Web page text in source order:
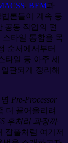
, BEM과
론들이 계속 등
공동 작업의 편
스타일 통합을 목
순서에서부터
타일 등 아주 세
관되게 정리해
Pre-Processor
더 끌어올리려
후처리 과정까
잡풀처럼 여기저